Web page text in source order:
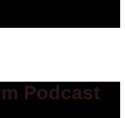
Podcast